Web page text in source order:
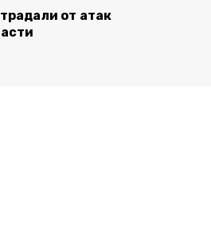
от атак